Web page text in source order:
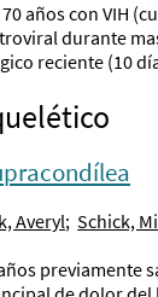
años con VIH
durante
reciente (10
emergencias
por 5 días...
Averyl; Schick,
previamente